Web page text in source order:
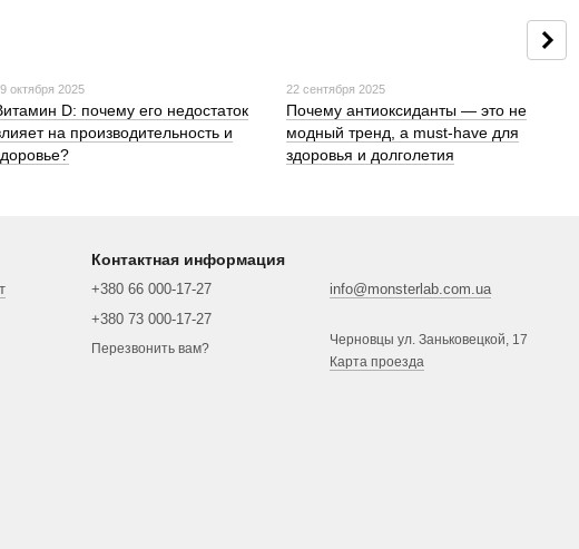
октября 2025
D: почему его недостаток
на производительность и
22 сентября 2025
Почему антиоксиданты — это не
модный тренд, а must-have для
здоровья и долголетия
Контактная информация
+380 66 000-17-27
+380 73 000-17-27
Перезвонить вам?
info@monsterlab.com.ua
Черновцы ул. Заньковецкой, 17
Карта проезда